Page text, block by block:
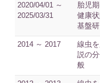
2020/04/01 ～
2025/03/31
胎児
健康
基盤
2014 ～ 2017
線虫
説の
般